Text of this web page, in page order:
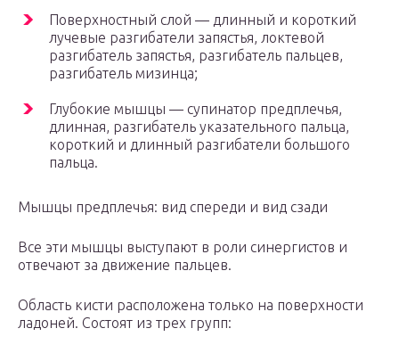
Поверхностный слой — длинный и короткий
лучевые разгибатели запястья, локтевой
разгибатель запястья, разгибатель пальцев,
разгибатель мизинца;
Глубокие мышцы — супинатор предплечья,
длинная, разгибатель указательного пальца,
короткий и длинный разгибатели большого
пальца.
Мышцы предплечья: вид спереди и вид сзади
Все эти мышцы выступают в роли синергистов и
отвечают за движение пальцев.
Область кисти расположена только на поверхности
ладоней. Состоят из трех групп: